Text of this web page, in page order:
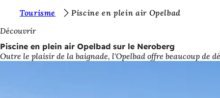
Accéder au contenu
o
u
s
Tourisme
Piscine en plein air Opelbad
Découvrir
Piscine en plein air Opelbad sur le Neroberg
Outre le plaisir de la baignade, l'Opelbad offre beaucoup de